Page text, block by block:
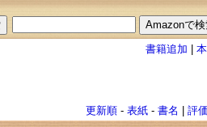
書籍追加 |
更新順 -表紙 -書名 |評